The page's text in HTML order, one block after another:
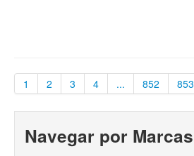
1 2 3 4 ... 852 853
Navegar por Marcas